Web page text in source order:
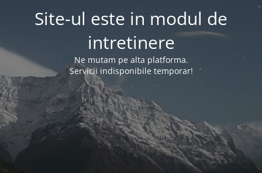
Site-ul este in modul de
intretinere
Ne mutam pe alta platforma.
Servicii indisponibile temporar!